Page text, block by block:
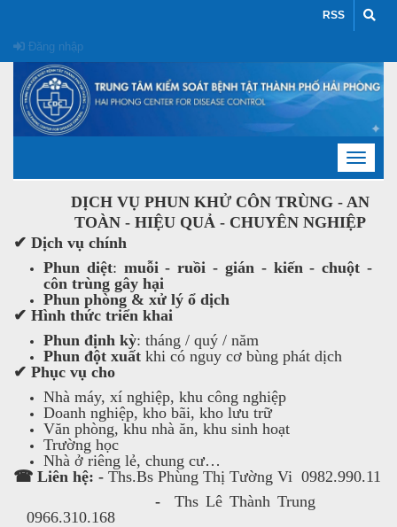
RSS
Đăng nhập
Toggle
DỊCH VỤ PHUN KHỬ CÔN TRÙNG - AN
TOÀN - HIỆU QUẢ - CHUYÊN NGHIỆP
✔ Dịch vụ chính
Phun diệt: muỗi - ruồi - gián - kiến - chuột -
côn trùng gây hại
Phun phòng & xử lý ổ dịch
✔ Hình thức triển khai
Phun định kỳ: tháng / quý / năm
Phun đột xuất khi có nguy cơ bùng phát dịch
✔ Phục vụ cho
Nhà máy, xí nghiệp, khu công nghiệp
Doanh nghiệp, kho bãi, kho lưu trữ
Văn phòng, khu nhà ăn, khu sinh hoạt
Trường học
Nhà ở riêng lẻ, chung cư…
☎ Liên hệ: - Ths.Bs Phùng Thị Tường Vi 0982.990.11
- Ths Lê Thành Trung
0966.310.168